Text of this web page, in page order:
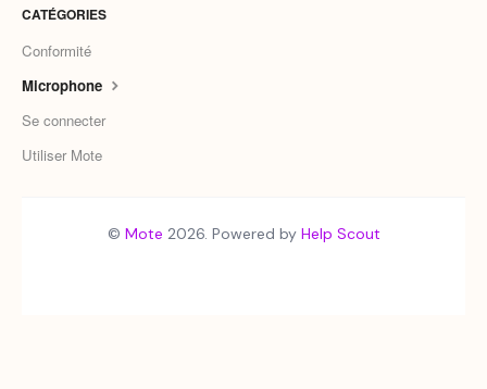
CATÉGORIES
Conformité
Microphone
Se connecter
Utiliser Mote
© Mote 2026. Powered by Help Scout